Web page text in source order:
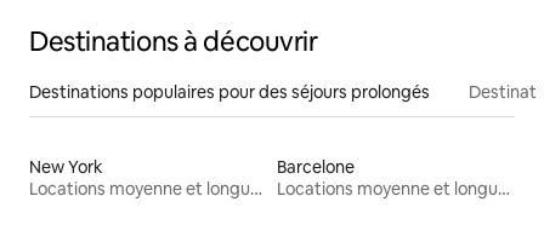
Destinations à découvrir
Destinations populaires pour des séjours prolongés
New York
Locations moyenne et longue durée
Barcelone
Locations moyenne et longue durée